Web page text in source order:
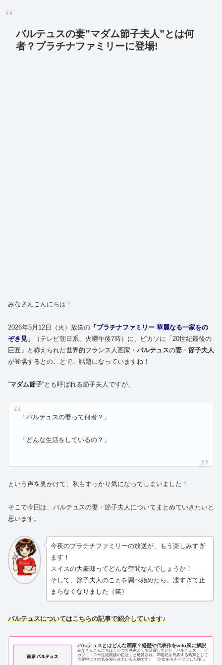
バルテュスの妻”マダム節子夫人”とは何
者？プラチナファミリーに登場!
みなさんこんにちは！
2026年5月12日（火）放送の 「プラチナファミリー 華麗なる一家をの
ぞき見」
（テレビ朝日系、火曜午後7時）に、ピカソに「20世紀最後の
巨匠」と称えられた世界的フランス人画家・ バルテュスの妻 ・ 節子夫人
が登場するとのことで、話題になっていますね！
“マダム節子“とも呼ばれる節子夫人ですが、
「バルテュスの妻って何者？」
「どんな生活をしているの？」
という声を見かけて、私もすっかり気になってしまいました！
そこで今回は、バルテュスの妻・節子夫人についてまとめていきたいと
思います。
今夜のプラチナファミリーの放送が、もう楽しみすぎ
ます！
スイスの大豪邸ってどんな空間なんでしょうか！
そして、節子夫人のことを調べ始めたら、凄すぎて止
まらなくなりました（笑）
バルテュスについてはこちらの記事で紹介しています♪
バルテュスとはどんな画家？経歴や代表作をwiki風に解説
みなさんこんにちは！かつて画家として活躍していた「バルテュス」。ピ
カソに「二十世紀最後の巨匠」と絶賛され、20世紀を代表する画家として
世界中にその名を知られている人物です。 「少女をモチーフにした印象